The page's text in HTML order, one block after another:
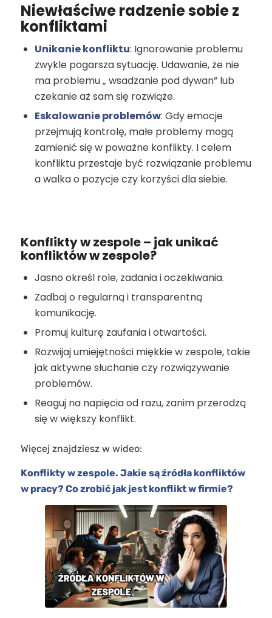
Niewłaściwe radzenie sobie z
konfliktami
Unikanie konfliktu: Ignorowanie problemu
zwykle pogarsza sytuację. Udawanie, że nie
ma problemu „ wsadzanie pod dywan” lub
czekanie aż sam się rozwiąże.
Eskalowanie problemów: Gdy emocje
przejmują kontrolę, małe problemy mogą
zamienić się w poważne konflikty. I celem
konfliktu przestaje być rozwiązanie problemu
a walka o pozycje czy korzyści dla siebie.
Konflikty w zespole – jak unikać
konfliktów w zespole?
Jasno określ role, zadania i oczekiwania.
Zadbaj o regularną i transparentną
komunikację.
Promuj kulturę zaufania i otwartości.
Rozwijaj umiejętności miękkie w zespole, takie
jak aktywne słuchanie czy rozwiązywanie
problemów.
Reaguj na napięcia od razu, zanim przerodzą
się w większy konflikt.
Więcej znajdziesz w wideo:
Konflikty w zespole. Jakie są źródła konfliktów
w pracy? Co zrobić jak jest konflikt w firmie?